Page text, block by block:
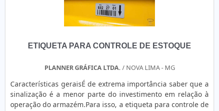
ETIQUETA PARA CONTROLE DE ESTOQUE
PLANNER GRÁFICA LTDA. / NOVA LIMA - MG
Características geraisÉ de extrema importância saber que a
sinalização é a menor parte do investimento em relação à
operação do armazém.Para isso, a etiqueta para controle de